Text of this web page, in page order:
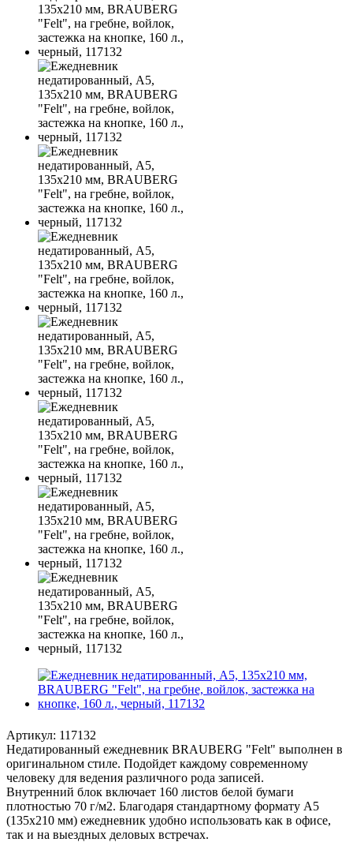
Артикул: 117132
Недатированный ежедневник BRAUBERG "Felt" выполнен в
оригинальном стиле. Подойдет каждому современному
человеку для ведения различного рода записей.
Внутренний блок включает 160 листов белой бумаги
плотностью 70 г/м2. Благодаря стандартному формату А5
(135х210 мм) ежедневник удобно использовать как в офисе,
так и на выездных деловых встречах.